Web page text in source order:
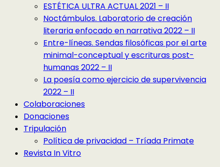
ESTÉTICA ULTRA ACTUAL 2021 – II
Noctámbulos. Laboratorio de creación
literaria enfocado en narrativa 2022 – II
Entre-líneas. Sendas filosóficas por el arte
minimal-conceptual y escrituras post-
humanas 2022 – II
La poesía como ejercicio de supervivencia
2022 – II
Colaboraciones
Donaciones
Tripulación
Política de privacidad – Tríada Primate
Revista In Vitro